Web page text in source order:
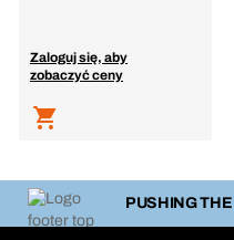
Zaloguj się, aby
zobaczyć ceny
PUSHING